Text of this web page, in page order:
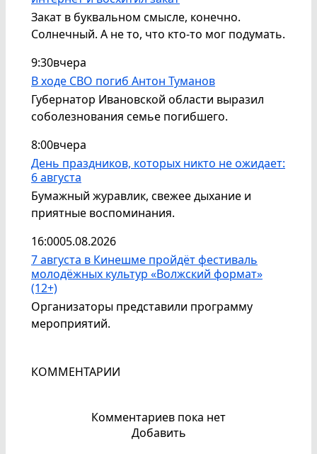
Закат в буквальном смысле, конечно.
Солнечный. А не то, что кто-то мог подумать.
9:30вчера
В ходе СВО погиб Антон Туманов
Губернатор Ивановской области выразил
соболезнования семье погибшего.
8:00вчера
День праздников, которых никто не ожидает:
6 августа
Бумажный журавлик, свежее дыхание и
приятные воспоминания.
16:0005.08.2026
7 августа в Кинешме пройдёт фестиваль
молодёжных культур «Волжский формат»
(12+)
Организаторы представили программу
мероприятий.
КОММЕНТАРИИ
Комментариев пока нет
Добавить